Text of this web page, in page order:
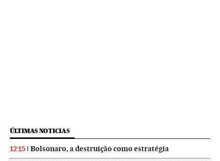
ÚLTIMAS NOTICIAS
12:15 Bolsonaro, a destruição como estratégia